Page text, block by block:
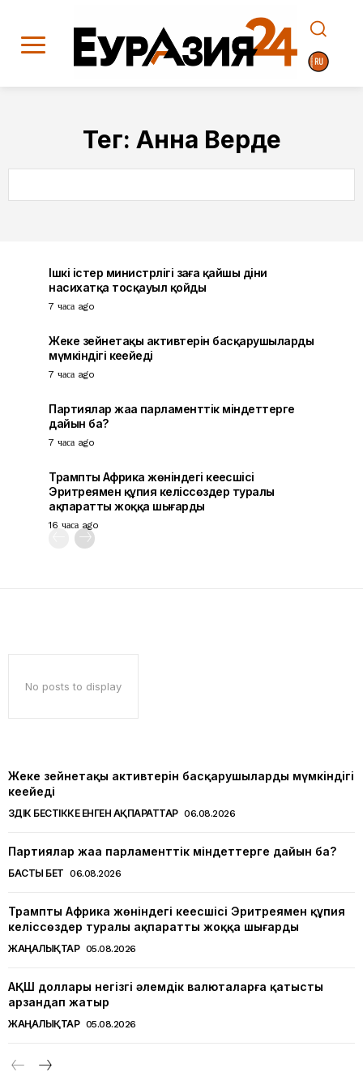
Тег: Анна Верде
Ішкі істер министрлігі заңға қайшы діни
насихатқа тосқауыл қойды
7 часа ago
Жеке зейнетақы активтерін басқарушылардың
мүмкіндігі кеңейеді
7 часа ago
Партиялар жаңа парламенттік міндеттерге
дайын ба?
7 часа ago
Трамптың Африка жөніндегі кеңесшісі
Эритреямен құпия келіссөздер туралы
ақпаратты жоққа шығарды
16 часа ago
No posts to display
Жеке зейнетақы активтерін басқарушылардың мүмкіндігі
кеңейеді
ҮЗДІК БЕСТІККЕ ЕНГЕН АҚПАРАТТАР 06.08.2026
Партиялар жаңа парламенттік міндеттерге дайын ба?
БАСТЫ БЕТ 06.08.2026
Трамптың Африка жөніндегі кеңесшісі Эритреямен құпия
келіссөздер туралы ақпаратты жоққа шығарды
ЖАҢАЛЫҚТАР 05.08.2026
АҚШ доллары негізгі әлемдік валюталарға қатысты
арзандап жатыр
ЖАҢАЛЫҚТАР 05.08.2026